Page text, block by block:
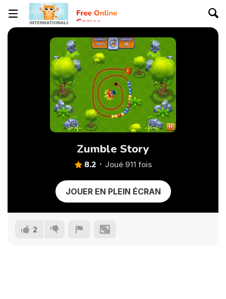
Zumble Story
8.2 Joué 911 fois
JOUER EN PLEIN ÉCRAN
2